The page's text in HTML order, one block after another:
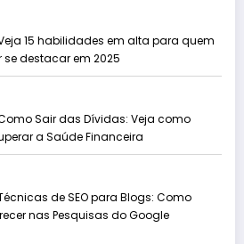
15 habilidades em alta para quem
se destacar em 2025
Sair das Dívidas: Veja como
a Saúde Financeira
de SEO para Blogs: Como
nas Pesquisas do Google